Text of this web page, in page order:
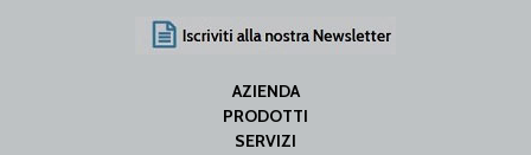
AZIENDA
PRODOTTI
SERVIZI